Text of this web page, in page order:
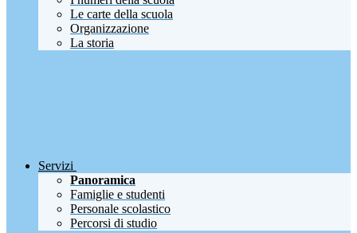
Le carte della scuola
Organizzazione
La storia
Servizi
Panoramica
Famiglie e studenti
Personale scolastico
Percorsi di studio